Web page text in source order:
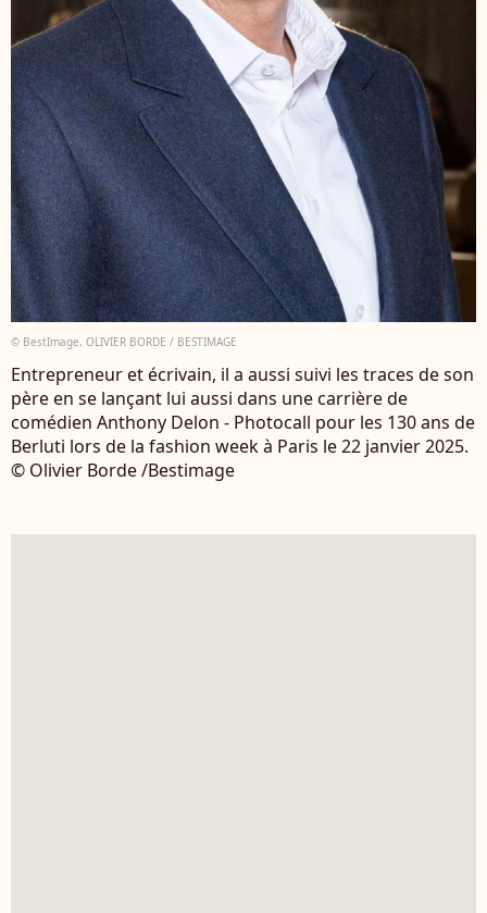
© BestImage, OLIVIER BORDE / BESTIMAGE
Entrepreneur et écrivain, il a aussi suivi les traces de son
père en se lançant lui aussi dans une carrière de
comédien Anthony Delon - Photocall pour les 130 ans de
Berluti lors de la fashion week à Paris le 22 janvier 2025.
© Olivier Borde /Bestimage